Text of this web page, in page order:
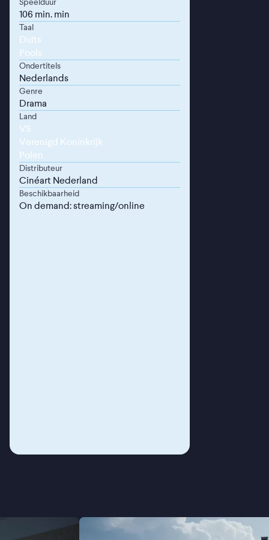
106 min. min
Taal
Duits
Pools
Ondertitels
Nederlands
Genre
Drama
Land
VS
Verenigd Koninkrijk
Polen
Distributeur
Cinéart Nederland
Beschikbaarheid
On demand: streaming/online